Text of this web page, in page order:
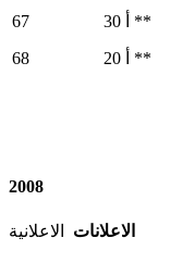
67
30 أ **
68
20 أ **
2008
الاعلانات الاعلانية